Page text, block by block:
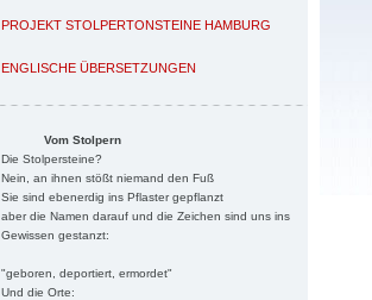
PROJEKT STOLPERTONSTEINE HAMBURG
ENGLISCHE ÜBERSETZUNGEN
Vom Stolpern
Die Stolpersteine?
Nein, an ihnen stößt niemand den Fuß
Sie sind ebenerdig ins Pflaster gepflanzt
aber die Namen darauf und die Zeichen sind uns ins
Gewissen gestanzt:
"geboren, deportiert, ermordet"
Und die Orte: